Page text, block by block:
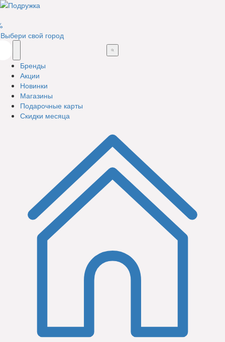
Выбери свой город
Бренды
Акции
Новинки
Магазины
Подарочные карты
Скидки месяца